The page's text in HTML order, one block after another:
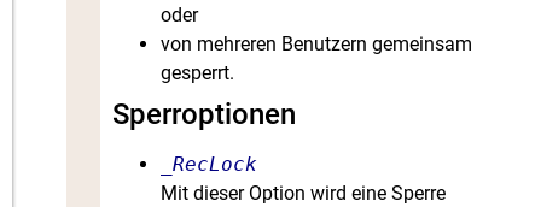
oder
von mehreren Benutzern gemeinsam
gesperrt.
Sperroptionen
_RecLock
Mit dieser Option wird eine Sperre